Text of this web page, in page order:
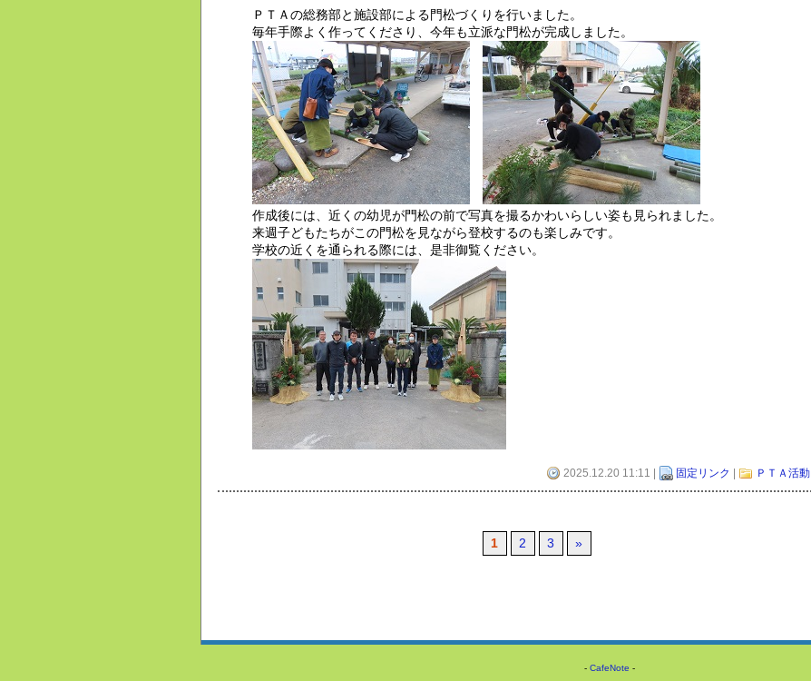
ＰＴＡの総務部と施設部による門松づくりを行いました。
毎年手際よく作ってくださり、今年も立派な門松が完成しました。
作成後には、近くの幼児が門松の前で写真を撮るかわいらしい姿も見られました。
来週子どもたちがこの門松を見ながら登校するのも楽しみです。
学校の近くを通られる際には、是非御覧ください。
2025.12.20 11:11 | 固定リンク | ＰＴＡ活動
1 2 3 »
- CafeNote -